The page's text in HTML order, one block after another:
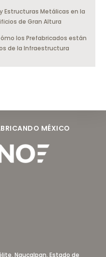
Estructuras Metálicas en la
de Gran Altura
los Prefabricados están
de la Infraestructura
MÉXICO
Naucalpan, Estado de